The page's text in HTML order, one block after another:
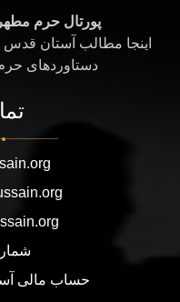
پورتال حرم
اینجا مطالب آستان قدس
دستاوردهای
حساب مالی